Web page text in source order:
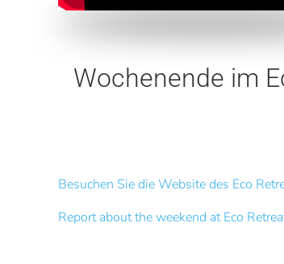
Wochenende im
Besuchen Sie die Website des Eco
Report about the weekend at Eco